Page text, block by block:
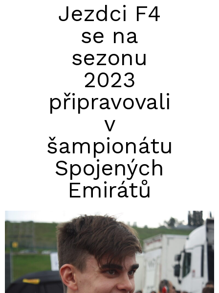
Jezdci F4
se na
sezonu
2023
připravovali
v
šampionátu
Spojených
Emirátů